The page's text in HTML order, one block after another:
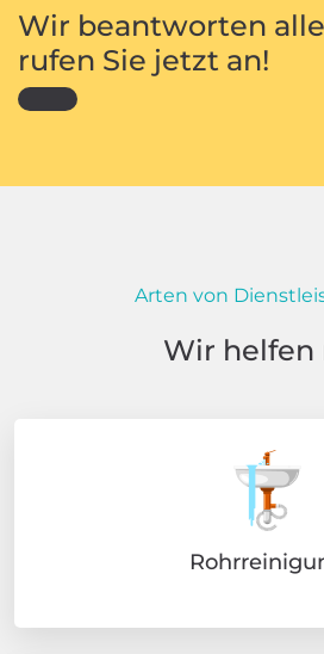
Wir beantworten
rufen Sie jetzt an!
Arten von
Wir helfen